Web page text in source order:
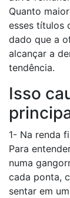
Quanto
esses títulos
dado que a
alcançar a
tendência.
Isso
1- Na renda
Para
numa
cada ponta,
sentar em